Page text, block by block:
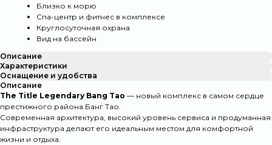
Близко к морю
Спа-центр и фитнес в комплексе
Круглосуточная охрана
Вид на бассейн
Описание
Характеристики
Оснащение и удобства
Описание
The Title Legendary Bang Tao — новый комплекс в самом сердце
престижного района Банг Тао.
Современная архитектура, высокий уровень сервиса и продуманная
инфраструктура делают его идеальным местом для комфортной
жизни и отдыха.